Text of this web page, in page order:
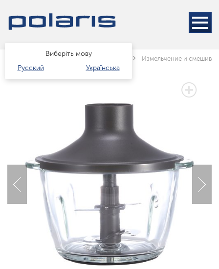
Виберіть мову
Русский
Українська
Каталог Техніка для кухні Измельчение и